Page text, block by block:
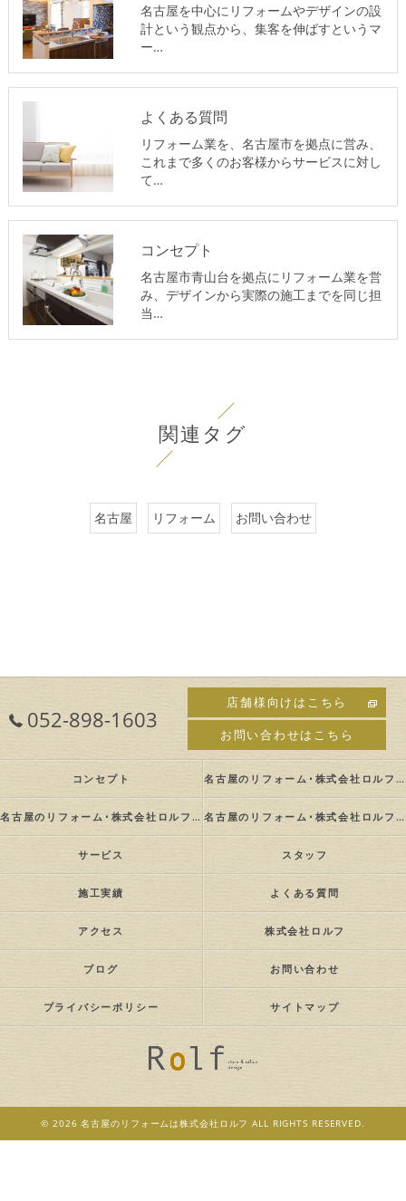
名古屋を中心にリフォームやデザインの設
計という観点から、集客を伸ばすというマ
ー…
よくある質問
リフォーム業を、名古屋市を拠点に営み、
これまで多くのお客様からサービスに対し
て…
コンセプト
名古屋市青山台を拠点にリフォーム業を営
み、デザインから実際の施工までを同じ担
当…
関連タグ
名古屋 リフォーム お問い合わせ
052-898-1603
店舗様向けはこちら
お問い合わせはこちら
コンセプト 名古屋のリフォーム･株式会社ロルフの口コミ情報
名古屋のリフォーム･株式会社ロルフの評判 名古屋のリフォーム･株式会社ロルフのお客様の声
サービス スタッフ
施工実績 よくある質問
アクセス 株式会社ロルフ
ブログ お問い合わせ
プライバシーポリシー サイトマップ
© 2026 名古屋のリフォームは株式会社ロルフ ALL RIGHTS RESERVED.